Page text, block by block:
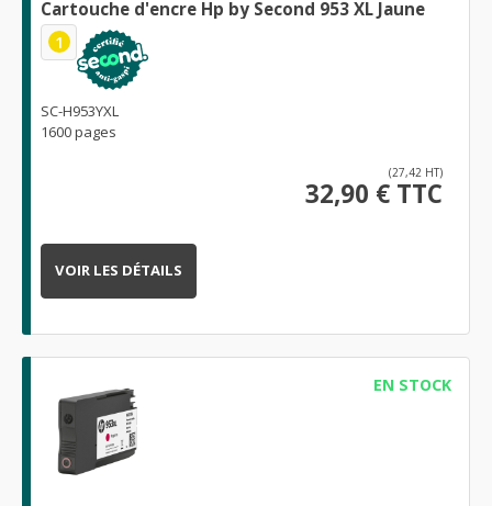
Cartouche d'encre Hp by Second 953 XL Jaune
1
SC-H953YXL
1600 pages
(27,42 HT)
32,90 € TTC
VOIR LES DÉTAILS
EN STOCK